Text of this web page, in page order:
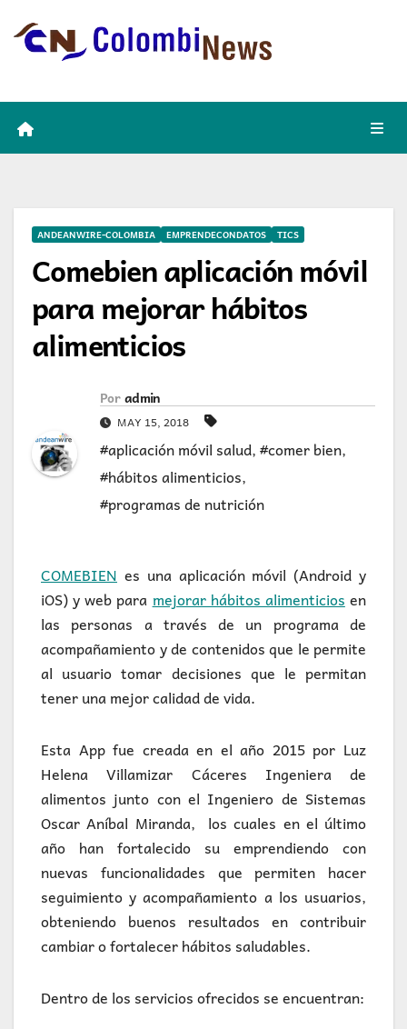
ANDEANWIRE-COLOMBIA EMPRENDECONDATOS TICS
Comebien aplicación móvil
para mejorar hábitos
alimenticios
Por admin
MAY 15, 2018
#aplicación móvil salud,#comer bien,
#hábitos alimenticios,
#programas de nutrición
COMEBIEN es una aplicación móvil (Android y
iOS) y web para mejorar hábitos alimenticios en
las personas a través de un programa de
acompañamiento y de contenidos que le permite
al usuario tomar decisiones que le permitan
tener una mejor calidad de vida.
Esta App fue creada en el año 2015 por Luz
Helena Villamizar Cáceres Ingeniera de
alimentos junto con el Ingeniero de Sistemas
Oscar Aníbal Miranda, los cuales en el último
año han fortalecido su emprendiendo con
nuevas funcionalidades que permiten hacer
seguimiento y acompañamiento a los usuarios,
obteniendo buenos resultados en contribuir
cambiar o fortalecer hábitos saludables.
Dentro de los servicios ofrecidos se encuentran: